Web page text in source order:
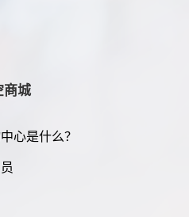
商城
心是什么？